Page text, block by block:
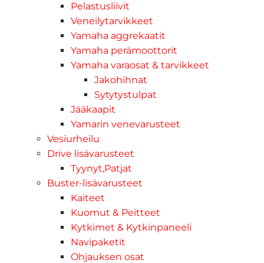
Pelastusliivit
Veneilytarvikkeet
Yamaha aggrekaatit
Yamaha perämoottorit
Yamaha varaosat & tarvikkeet
Jakohihnat
Sytytystulpat
Jääkaapit
Yamarin venevarusteet
Vesiurheilu
Drive lisävarusteet
Tyynyt,Patjat
Buster-lisävarusteet
Kaiteet
Kuomut & Peitteet
Kytkimet & Kytkinpaneeli
Navipaketit
Ohjauksen osat